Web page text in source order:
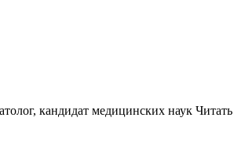
кандидат медицинских наук Читать